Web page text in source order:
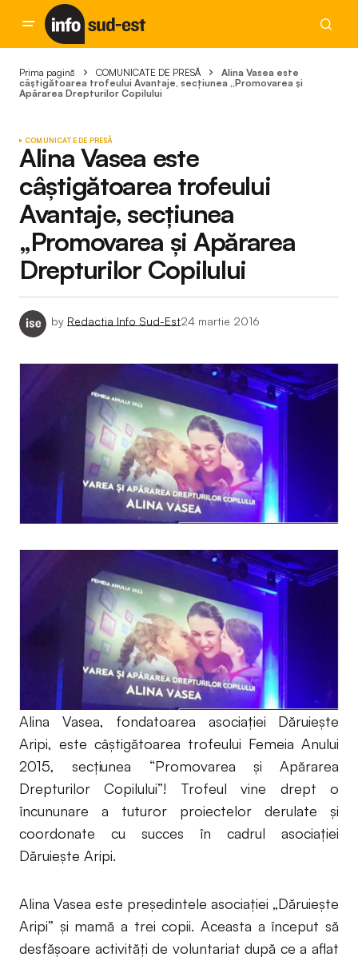
Prima pagină COMUNICATE DE PRESĂ
Alina Vasea este
câştigătoarea trofeului Avantaje, secţiunea „Promovarea şi
Apărarea Drepturilor Copilului
COMUNICATE DE PRESĂ
Alina Vasea este
câştigătoarea trofeului
Avantaje, secţiunea
„Promovarea şi Apărarea
Drepturilor Copilului
by Redactia Info Sud-Est24 martie 2016
Alina Vasea, fondatoarea asociaţiei Dăruieşte
Aripi, este câştigătoarea trofeului Femeia Anului
2015, secţiunea “Promovarea şi Apărarea
Drepturilor Copilului”! Trofeul vine drept o
încununare a tuturor proiectelor derulate şi
coordonate cu succes în cadrul asociaţiei
Dăruieşte Aripi.
Alina Vasea este preşedintele asociaţiei „Dăruieşte
Aripi” şi mamă a trei copii. Aceasta a început să
desfăşoare activităţi de voluntariat după ce a aflat